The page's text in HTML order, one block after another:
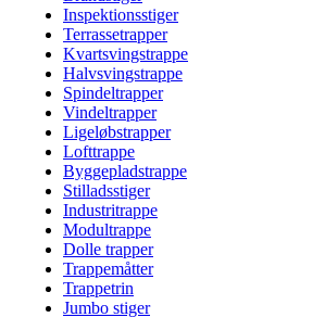
Inspektionsstiger
Terrassetrapper
Kvartsvingstrappe
Halvsvingstrappe
Spindeltrapper
Vindeltrapper
Ligeløbstrapper
Lofttrappe
Byggepladstrappe
Stilladsstiger
Industritrappe
Modultrappe
Dolle trapper
Trappemåtter
Trappetrin
Jumbo stiger